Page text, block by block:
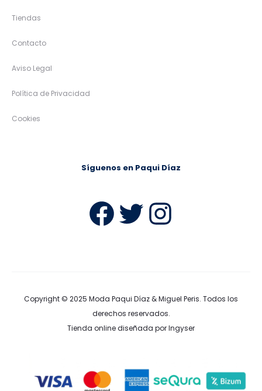
Tiendas
Contacto
Aviso Legal
Política de Privacidad
Cookies
Síguenos en Paqui Díaz
Facebook
Twitter
Copyright © 2025 Moda Paqui Díaz & Miguel Peris. Todos los
derechos reservados.
Tienda online diseñada por Ingyser